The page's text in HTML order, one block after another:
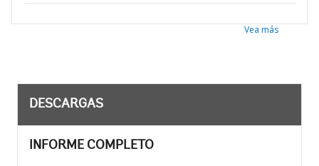
Vea más
DESCARGAS
INFORME COMPLETO